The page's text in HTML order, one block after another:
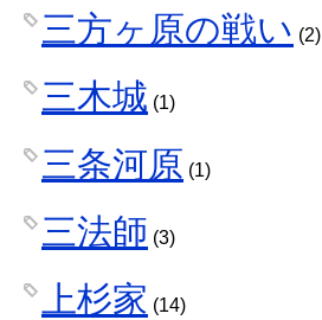
三方ヶ原の戦い (2)
三木城 (1)
三条河原 (1)
三法師 (3)
上杉家 (14)